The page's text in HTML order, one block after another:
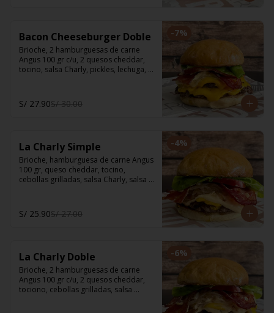
-7%
Bacon Cheeseburger Doble
Brioche, 2 hamburguesas de carne
Angus 100 gr c/u, 2 quesos cheddar,
tocino, salsa Charly, pickles, lechuga,
S/ 27.90S/ 30.00
-4%
La Charly Simple
Brioche, hamburguesa de carne Angus
100 gr, queso cheddar, tocino,
cebollas grilladas, salsa Charly, salsa
S/ 25.90S/ 27.00
-6%
La Charly Doble
Brioche, 2 hamburguesas de carne
Angus 100 gr c/u, 2 quesos cheddar,
tociono, cebollas grilladas, salsa